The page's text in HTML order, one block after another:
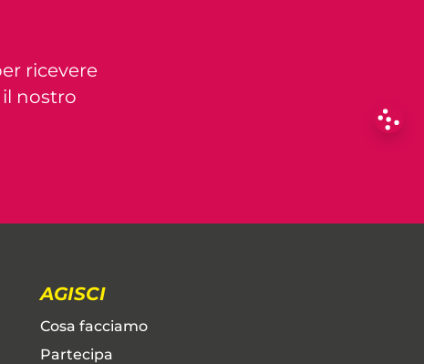
ricevere
nostro
AGISCI
Cosa facciamo
Partecipa